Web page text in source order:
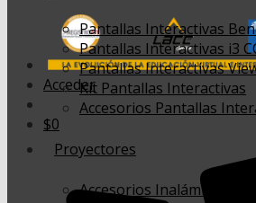
Acceder
$0
Pantallas Interactivas
Pantallas Interactivas i3
Pantallas Interactivas
Kit Pantallas Interactivas
Accesorios Pantallas
Proyectores
Accesorios Inalámbricos